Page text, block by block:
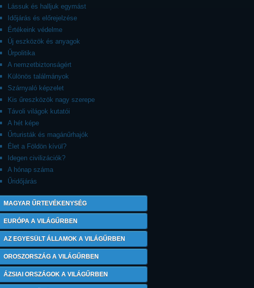
Lássuk és halljuk egymást
Időjárás és előrejelzése
Értékeink védelme
Új eszközök és anyagok
Űrpolitika
A nemzetbiztonságért
Különös találmányok
Szárnyaló képzelet
Kis űreszközök nagy szerepe
Távoli világok kutatói
A hét képe
Űrturisták és magánűrhajók
Élet a Földön kívül?
Idegen civilizációk?
A hónap száma
Űridőjárás
MAGYAR ŰRTEVÉKENYSÉG
EURÓPA A VILÁGŰRBEN
AZ EGYESÜLT ÁLLAMOK A VILÁGŰRBEN
OROSZORSZÁG A VILÁGŰRBEN
ÁZSIAI ORSZÁGOK A VILÁGŰRBEN